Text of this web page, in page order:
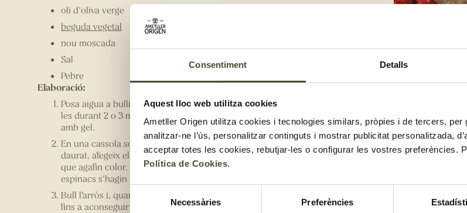
Consentiment Detalls
Aquest lloc web utilitza cookies
Ametller Origen utilitza cookies i tecnologies similars, pròpies i de tercers, per
analitzar-ne l’ús, personalitzar continguts i mostrar publicitat personalitzada,
acceptar totes les cookies, rebutjar-les o configurar les vostres preferències.
Política de Cookies.
Necessàries Preferències
oli d'oliva verge
beguda vegetal
nou moscada
Sal
Pebre
Elaboració:
Posa aigua a bullir amb sal i, quan arrenqui el bull, afegeix les fulles de pasta. Bull-
les durant 2 o 3 min i, a continuació, refreda-les en aigua ben freda, a poder ser
amb gel.
En una cassola sofregeix l’all, la ceba i el porro ben picats. Quan estigui tot ben
daurat, afegeix el tomàquet sec i, quan estigui ben integrat, afegeix els pinyons fins
que agafin color. Afegeix el tomàquet fregit i els espinacs i cuina-ho fins que els
espinacs s'hagin reduït gairebé a la meitat.
Bull l’arròs i, quan estigui cuinat, afegeix-lo a les verdures i aixafa-ho tot una mica
fins a aconseguir un farcit homogeni.